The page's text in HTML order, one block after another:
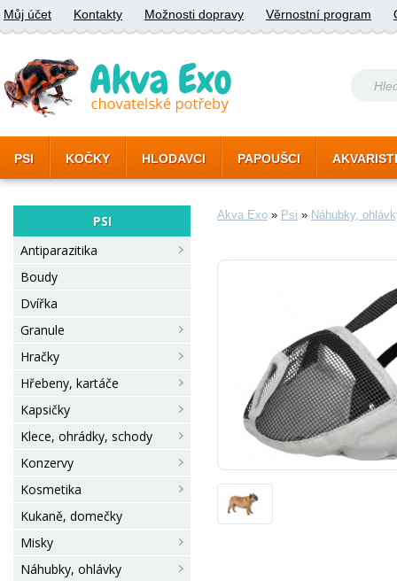
Můj účet Kontakty Možnosti dopravy Věrnostní program
PSI KOČKY HLODAVCI PAPOUŠCI
PSI
Antiparazitika
Boudy
Dvířka
Granule
Hračky
Hřebeny, kartáče
Kapsičky
Klece, ohrádky, schody
Konzervy
Kosmetika
Kukaně, domečky
Misky
Náhubky, ohlávky
Akva Exo » Psi » Náhubky,